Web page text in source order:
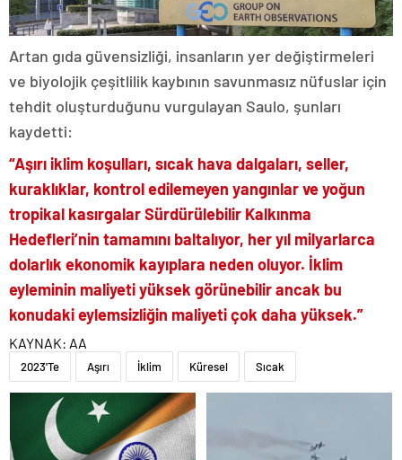
Artan gıda güvensizliği, insanların yer değiştirmeleri
ve biyolojik çeşitlilik kaybının savunmasız nüfuslar için
tehdit oluşturduğunu vurgulayan Saulo, şunları
kaydetti:
“Aşırı iklim koşulları, sıcak hava dalgaları, seller,
kuraklıklar, kontrol edilemeyen yangınlar ve yoğun
tropikal kasırgalar Sürdürülebilir Kalkınma
Hedefleri’nin tamamını baltalıyor, her yıl milyarlarca
dolarlık ekonomik kayıplara neden oluyor. İklim
eyleminin maliyeti yüksek görünebilir ancak bu
konudaki eylemsizliğin maliyeti çok daha yüksek.”
KAYNAK: AA
2023'Te Aşırı İklim Küresel Sıcak